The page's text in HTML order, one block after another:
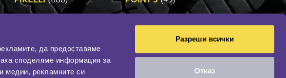
да предоставяме
споделяме информация за
медии, рекламните си
Разреши всички
Отказ
VREDESTEIN (470)
Социална мрежа